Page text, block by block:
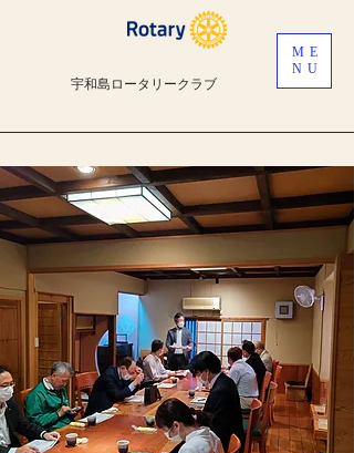
宇和島ロータリークラブ
ME
NU